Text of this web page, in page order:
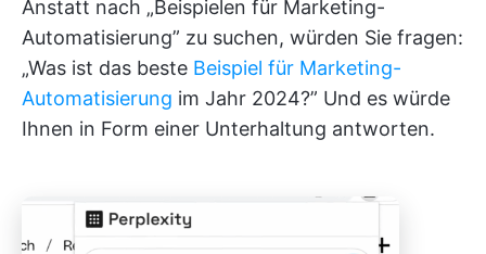
Anstatt nach „Beispielen für Marketing-
Automatisierung” zu suchen, würden Sie fragen:
„Was ist das beste Beispiel für Marketing-
Automatisierung im Jahr 2024?” Und es würde
Ihnen in Form einer Unterhaltung antworten.